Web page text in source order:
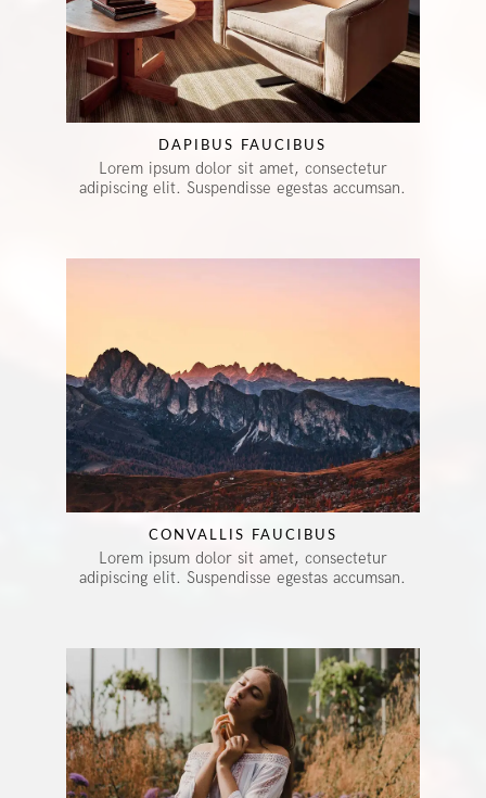
DAPIBUS FAUCIBUS
Lorem ipsum dolor sit amet, consectetur
adipiscing elit. Suspendisse egestas accumsan.
CONVALLIS FAUCIBUS
Lorem ipsum dolor sit amet, consectetur
adipiscing elit. Suspendisse egestas accumsan.